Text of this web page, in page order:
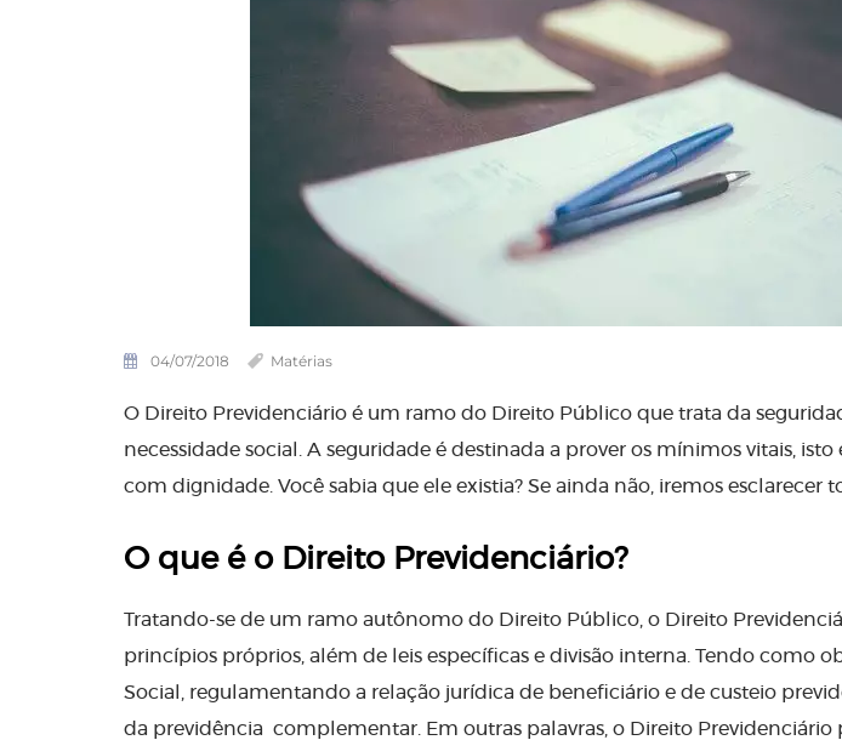
04/07/2018 Matérias
O Direito Previdenciário é um ramo do Direito Público que trata da
necessidade social. A seguridade é destinada a prover os mínimos vitais, isto
com dignidade. Você sabia que ele existia? Se ainda não, iremos esclarecer
O que é o Direito Previdenciário?
Tratando-se de um ramo autônomo do Direito Público, o Direito
princípios próprios, além de leis específicas e divisão interna. Tendo como
Social, regulamentando a relação jurídica de beneficiário e de custeio
da previdência complementar. Em outras palavras, o Direito